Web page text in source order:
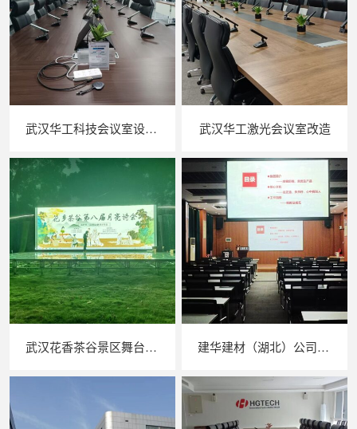
武汉华工科技会议室设备升级改造 武汉华工激光会议室改造
武汉花香茶谷景区舞台演出音响麦克风系统 建华建材（湖北）公司会议系统改造